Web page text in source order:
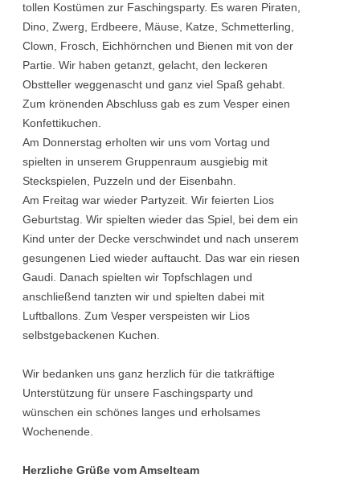
tollen Kostümen zur Faschingsparty. Es waren Piraten,
Dino, Zwerg, Erdbeere, Mäuse, Katze, Schmetterling,
Clown, Frosch, Eichhörnchen und Bienen mit von der
Partie. Wir haben getanzt, gelacht, den leckeren
Obstteller weggenascht und ganz viel Spaß gehabt.
Zum krönenden Abschluss gab es zum Vesper einen
Konfettikuchen.
Am Donnerstag erholten wir uns vom Vortag und
spielten in unserem Gruppenraum ausgiebig mit
Steckspielen, Puzzeln und der Eisenbahn.
Am Freitag war wieder Partyzeit. Wir feierten Lios
Geburtstag. Wir spielten wieder das Spiel, bei dem ein
Kind unter der Decke verschwindet und nach unserem
gesungenen Lied wieder auftaucht. Das war ein riesen
Gaudi. Danach spielten wir Topfschlagen und
anschließend tanzten wir und spielten dabei mit
Luftballons. Zum Vesper verspeisten wir Lios
selbstgebackenen Kuchen.
Wir bedanken uns ganz herzlich für die tatkräftige
Unterstützung für unsere Faschingsparty und
wünschen ein schönes langes und erholsames
Wochenende.
Herzliche Grüße vom Amselteam